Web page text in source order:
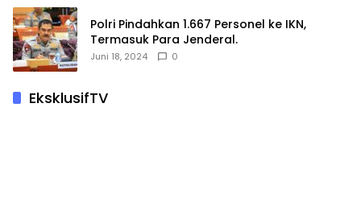
Polri Pindahkan 1.667 Personel ke IKN,
Termasuk Para Jenderal.
Juni 18, 2024 0
EksklusifTV